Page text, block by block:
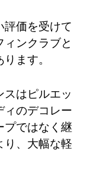
評価を受けて
ンクラブと
ます。
はピルエッ
ィのデコレー
プではなく継
り、大幅な軽